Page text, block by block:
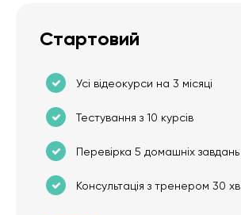
Стартовий
Усі відеокурси на 3 місяці
Тестування з 10 курсів
Перевірка 5 домашніх завдань
Консультація з тренером 30 хв